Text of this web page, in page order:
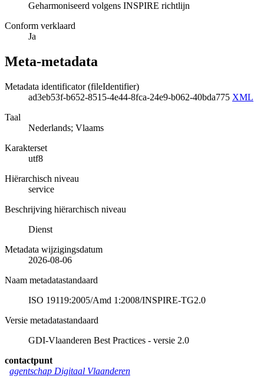
Geharmoniseerd volgens INSPIRE richtlijn
Conform verklaard
Ja
Meta-metadata
Metadata identificator (fileIdentifier)
ad3eb53f-b652-8515-4e44-8fca-24e9-b062-40bda775 XML
Taal
Nederlands; Vlaams
Karakterset
utf8
Hiërarchisch niveau
service
Beschrijving hiërarchisch niveau
Dienst
Metadata wijzigingsdatum
2026-08-06
Naam metadatastandaard
ISO 19119:2005/Amd 1:2008/INSPIRE-TG2.0
Versie metadatastandaard
GDI-Vlaanderen Best Practices - versie 2.0
contactpunt
agentschap Digitaal Vlaanderen